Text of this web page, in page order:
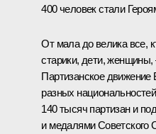
400 человек стали
От мала до велика все,
старики, дети, женщины,
Партизанское
разных
140 тысяч партизан и
и медалями Советского